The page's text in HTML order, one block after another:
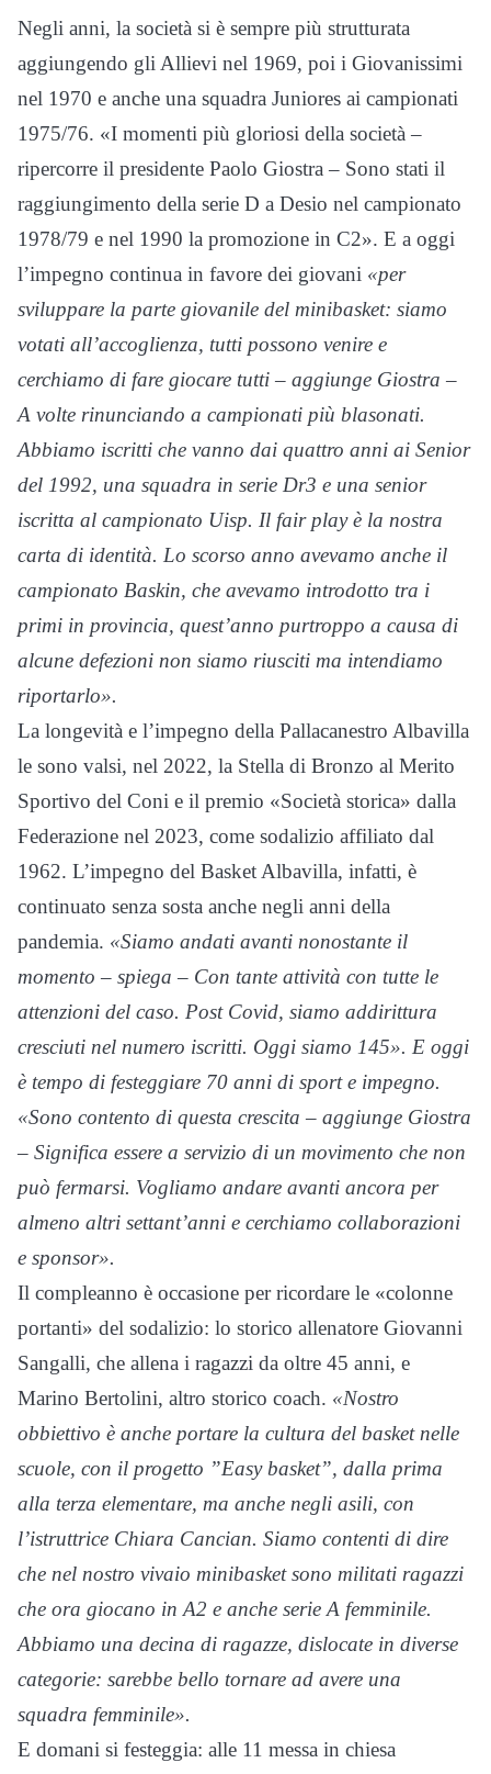
Negli anni, la società si è sempre più strutturata
aggiungendo gli Allievi nel 1969, poi i Giovanissimi
nel 1970 e anche una squadra Juniores ai campionati
1975/76. «I momenti più gloriosi della società –
ripercorre il presidente Paolo Giostra – Sono stati il
raggiungimento della serie D a Desio nel campionato
1978/79 e nel 1990 la promozione in C2». E a oggi
l’impegno continua in favore dei giovani «per
sviluppare la parte giovanile del minibasket: siamo
votati all’accoglienza, tutti possono venire e
cerchiamo di fare giocare tutti – aggiunge Giostra –
A volte rinunciando a campionati più blasonati.
Abbiamo iscritti che vanno dai quattro anni ai Senior
del 1992, una squadra in serie Dr3 e una senior
iscritta al campionato Uisp. Il fair play è la nostra
carta di identità. Lo scorso anno avevamo anche il
campionato Baskin, che avevamo introdotto tra i
primi in provincia, quest’anno purtroppo a causa di
alcune defezioni non siamo riusciti ma intendiamo
riportarlo».
La longevità e l’impegno della Pallacanestro Albavilla
le sono valsi, nel 2022, la Stella di Bronzo al Merito
Sportivo del Coni e il premio «Società storica» dalla
Federazione nel 2023, come sodalizio affiliato dal
1962. L’impegno del Basket Albavilla, infatti, è
continuato senza sosta anche negli anni della
pandemia. «Siamo andati avanti nonostante il
momento – spiega – Con tante attività con tutte le
attenzioni del caso. Post Covid, siamo addirittura
cresciuti nel numero iscritti. Oggi siamo 145». E oggi
è tempo di festeggiare 70 anni di sport e impegno.
«Sono contento di questa crescita – aggiunge Giostra
– Significa essere a servizio di un movimento che non
può fermarsi. Vogliamo andare avanti ancora per
almeno altri settant’anni e cerchiamo collaborazioni
e sponsor».
Il compleanno è occasione per ricordare le «colonne
portanti» del sodalizio: lo storico allenatore Giovanni
Sangalli, che allena i ragazzi da oltre 45 anni, e
Marino Bertolini, altro storico coach. «Nostro
obbiettivo è anche portare la cultura del basket nelle
scuole, con il progetto ”Easy basket”, dalla prima
alla terza elementare, ma anche negli asili, con
l’istruttrice Chiara Cancian. Siamo contenti di dire
che nel nostro vivaio minibasket sono militati ragazzi
che ora giocano in A2 e anche serie A femminile.
Abbiamo una decina di ragazze, dislocate in diverse
categorie: sarebbe bello tornare ad avere una
squadra femminile».
E domani si festeggia: alle 11 messa in chiesa